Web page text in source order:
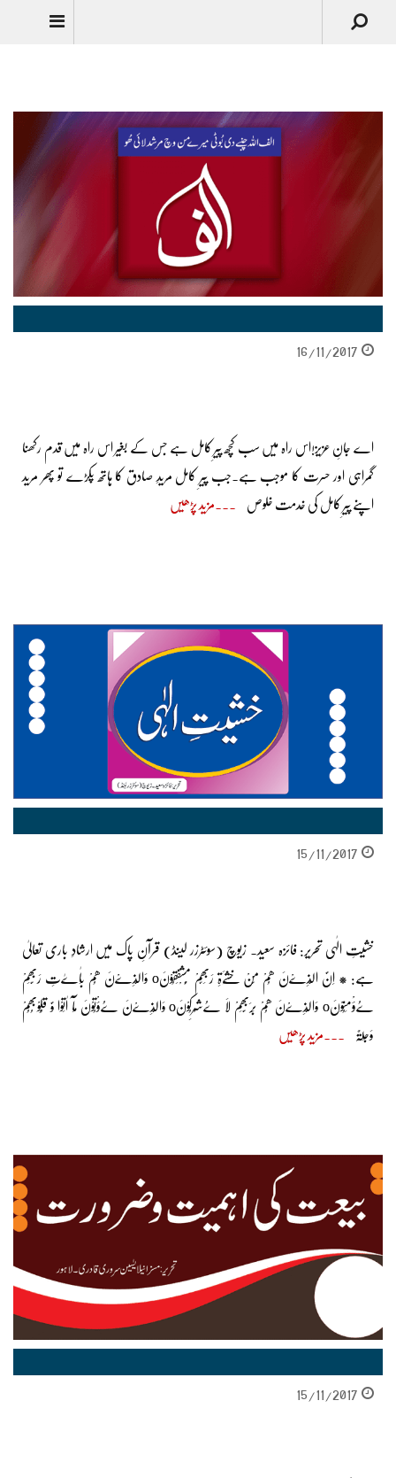
16/11/2017
اے جانِ عزیز!اس راہ میں سب کچھ پیرِ کامل ہے جس کے بغیر اس راہ میں قدم رکھنا
گمراہی اور حسرت کا موجب ہے۔جب پیرِ کامل مریدِ صادق کا ہاتھ پکڑے تو پھر مرید
اپنے پیرِ کامل کی خدمت خلوص مزید پڑھیں
15/11/2017
خشیتِ الٰہی تحریر: فائزہ سعید۔ زیوچ (سوئٹرزر لینڈ) قرآنِ پاک میں ارشادِ باری تعالیٰ
ہے: * اِنَّ الَّذِےْنَ ھُمْ مِّنْ خَشْےَۃِ رَبِھّمْ مُّشْفِقُوْنَo وَالَّذِےْنَ ھُمْ بِاٰےٰتِ رَبِّھِمْ
ےُؤْمِنُوْنَo وَالَّذِےْنَ ھُمْ بِرَبِّھِمْ لَا ےُشْرِکُوْنَo وَالَّذِےْنَ ےُؤْتُوْنَ مَآ اٰتَوْا وَّ قُلُوْبُھُمْ
وَجِلَۃٌ مزید پڑھیں
15/11/2017